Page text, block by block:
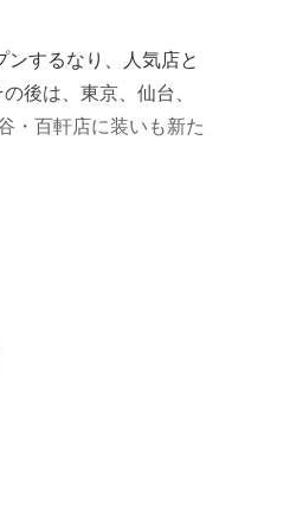
するなり、人気店と
後は、東京、仙台、
・百軒店に装いも新た